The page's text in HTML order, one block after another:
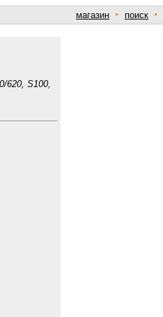
магазин · поиск ·
620, S100,